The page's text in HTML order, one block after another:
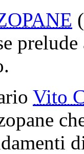
Vito